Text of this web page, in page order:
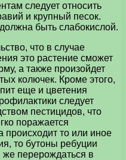
следует относить
и крупный песок.
быть слабокислой.
что в случае
это растение сможет
а также произойдет
колючек. Кроме этого,
еще и цветения
следует
пестицидов, что
поражается
происходит то или иное
то бутоны ребуции
же перерождаться в